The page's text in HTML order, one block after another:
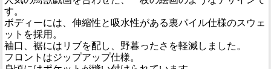
す。
ボディーには、伸縮性と吸水性がある裏パイル仕様のスウェ
ットを採用。
袖口、裾にはリブを配し、野暮ったさを軽減しました。
フロントはジップアップ仕様。